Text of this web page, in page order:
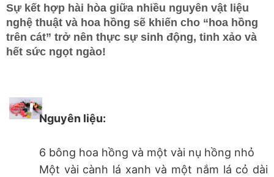
Sự kết hợp hài hòa giữa nhiều nguyên vật liệu
nghệ thuật và hoa hồng sẽ khiến cho “hoa hồng
trên cát” trở nên thực sự sinh động, tinh xảo và
hết sức ngọt ngào!
Nguyên liệu:
6 bông hoa hồng và một vài nụ hồng nhỏ
Một vài cành lá xanh và một nắm lá cỏ dài